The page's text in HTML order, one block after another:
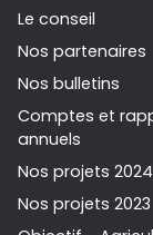
Le conseil
Nos partenaires
Nos bulletins
Comptes et
annuels
Nos projets 2024
Nos projets 2023